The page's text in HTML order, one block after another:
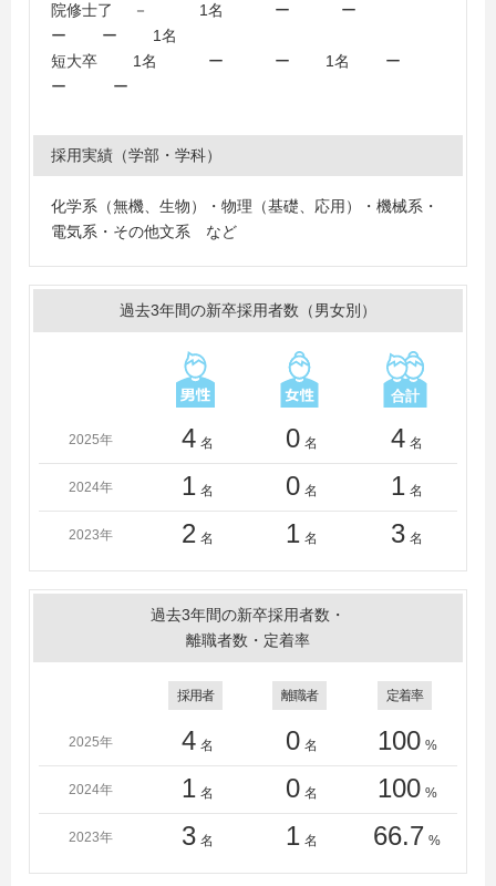
院修士了 － 1名 ー ー
ー ー 1名
短大卒 1名 ー ー 1名 ー
ー ー
採用実績（学部・学科）
化学系（無機、生物）・物理（基礎、応用）・機械系・
電気系・その他文系 など
過去3年間の新卒採用者数（男女別）
2025年 4 名 0 名 4 名
2024年 1 名 0 名 1 名
2023年 2 名 1 名 3 名
過去3年間の新卒採用者数・
離職者数・定着率
採用者 離職者 定着率
2025年 4 名 0 名 100 %
2024年 1 名 0 名 100 %
2023年 3 名 1 名 66.7 %